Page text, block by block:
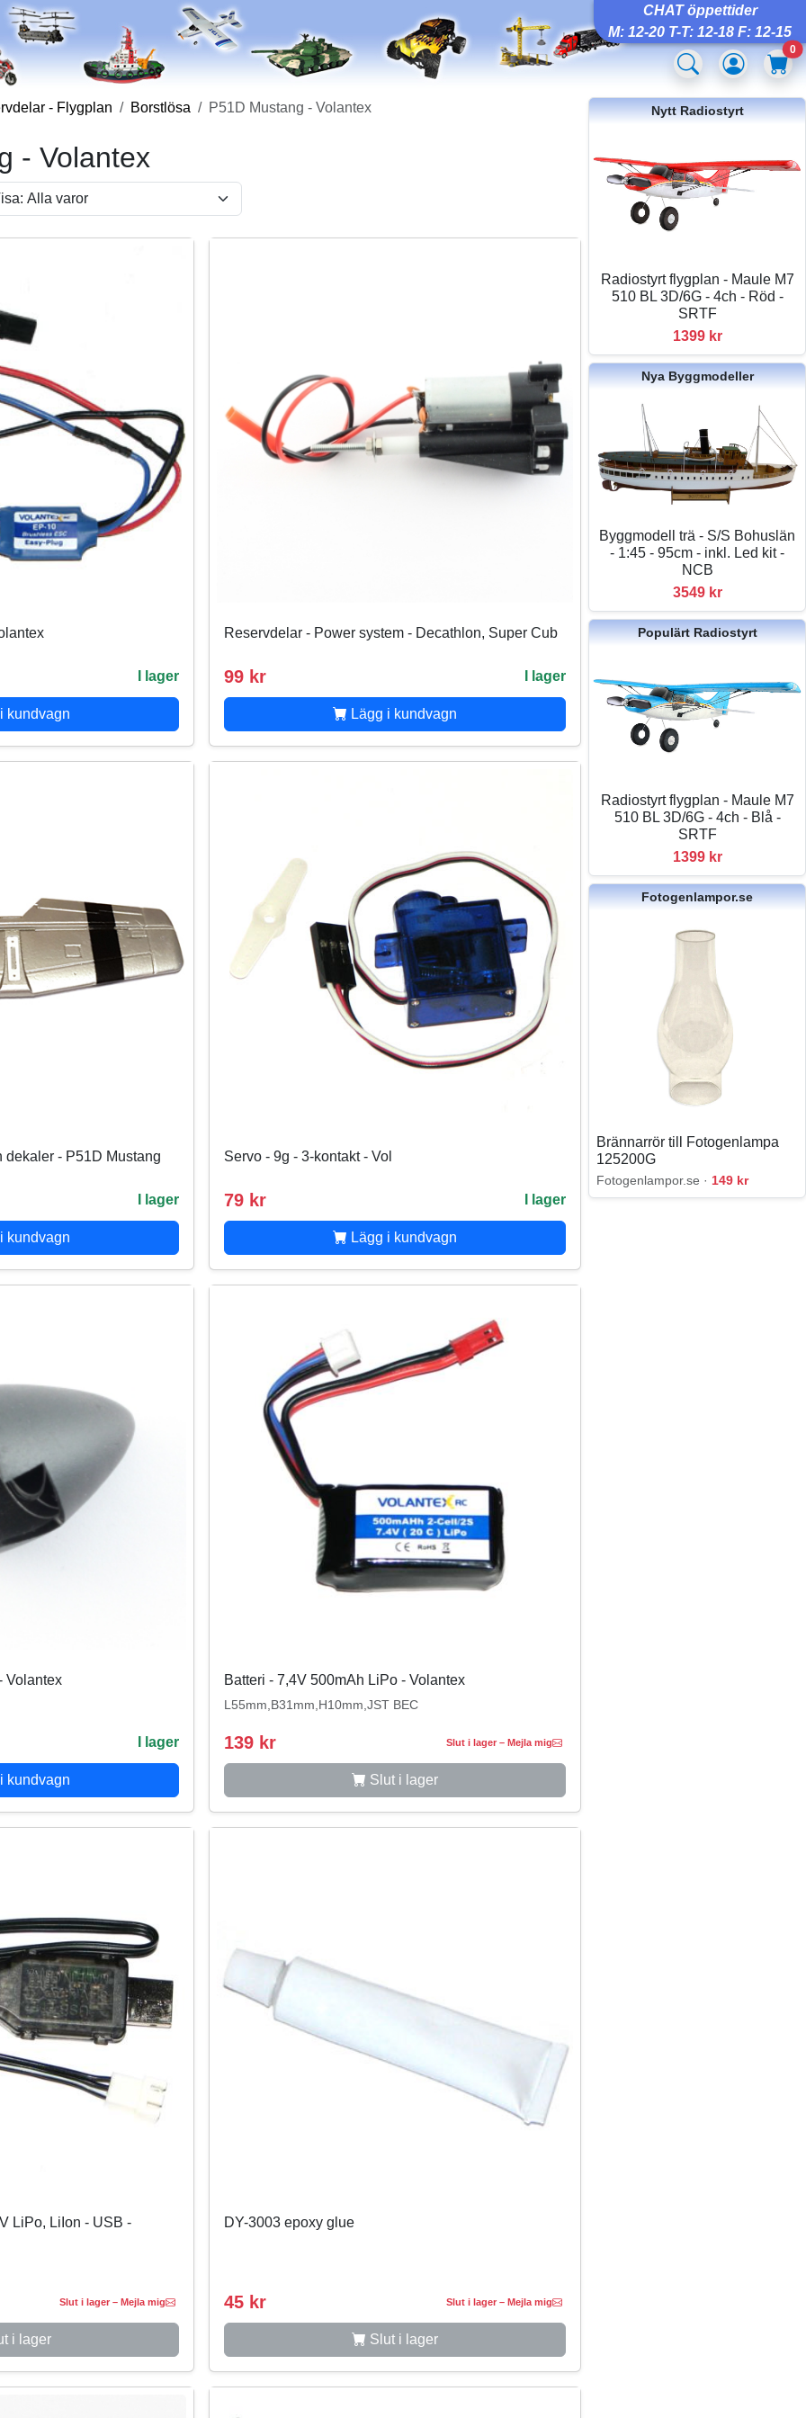
CHAT öppettider
M: 12-20 T-T: 12-18 F: 12-15
0
- Flygplan Borstlösa P51D Mustang - Volantex
- Volantex
I lager
kundvagn
Reservdelar - Power system - Decathlon, Super Cub
99 kr I lager
Lägg i kundvagn
dekaler - P51D Mustang
I lager
kundvagn
Servo - 9g - 3-kontakt - Vol
79 kr I lager
Lägg i kundvagn
Volantex
I lager
kundvagn
Batteri - 7,4V 500mAh LiPo - Volantex
L55mm,B31mm,H10mm,JST BEC
139 kr Slut i lager – Mejla mig
Slut i lager
LiPo, LiIon - USB -
Slut i lager – Mejla mig
i lager
DY-3003 epoxy glue
45 kr Slut i lager – Mejla mig
Slut i lager
Nytt Radiostyrt
Radiostyrt flygplan - Maule M7
510 BL 3D/6G - 4ch - Röd -
SRTF
1399 kr
Nya Byggmodeller
Byggmodell trä - S/S Bohuslän
- 1:45 - 95cm - inkl. Led kit -
NCB
3549 kr
Populärt Radiostyrt
Radiostyrt flygplan - Maule M7
510 BL 3D/6G - 4ch - Blå -
SRTF
1399 kr
Fotogenlampor.se
Brännarrör till Fotogenlampa
125200G
Fotogenlampor.se · 149 kr